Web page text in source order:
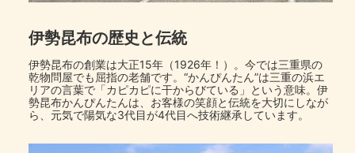
伊勢昆布の歴史と伝統
伊勢昆布の創業は大正15年（1926年！）。今では三重県の
乾物問屋でも屈指の老舗です。“かんぴんたん”は三重の浜エ
リアの言葉で「カピカピに干からびている」という意味。伊
勢昆布かんぴんたんは、お客様の笑顔と伝統を大切にしなが
ら、元気で陽気な3代目が4代目へ技術継承しています。